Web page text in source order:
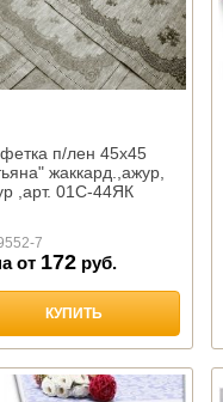
п/лен 45х45
жаккард.,ажур,
,арт. 01С-44ЯК
7
от 172руб.
КУПИТЬ